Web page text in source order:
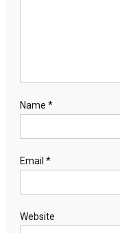
Name *
Email *
Website